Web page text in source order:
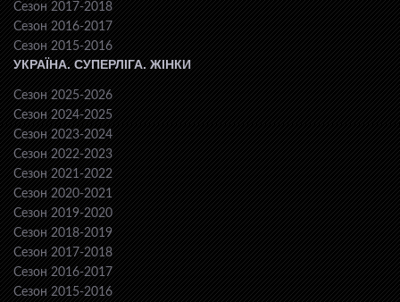
Сезон 2017-2018
Сезон 2016-2017
Сезон 2015-2016
УКРАЇНА. СУПЕРЛІГА. ЖІНКИ
Сезон 2025-2026
Сезон 2024-2025
Сезон 2023-2024
Сезон 2022-2023
Сезон 2021-2022
Сезон 2020-2021
Сезон 2019-2020
Сезон 2018-2019
Сезон 2017-2018
Сезон 2016-2017
Сезон 2015-2016